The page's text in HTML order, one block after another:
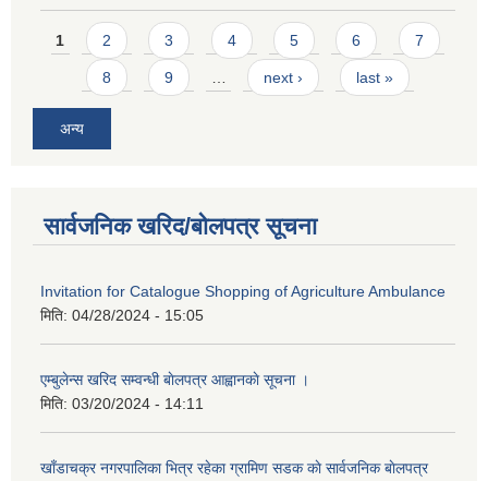
Pages
1 2 3 4 5 6 7
8 9 … next › last »
अन्य
सार्वजनिक खरिद/बोलपत्र सूचना
Invitation for Catalogue Shopping of Agriculture Ambulance
मिति: 04/28/2024 - 15:05
एम्बुलेन्स खरिद सम्वन्धी बाेलपत्र आह्वानकाे सूचना ।
मिति: 03/20/2024 - 14:11
खाँडाचक्र नगरपालिका भित्र रहेका ग्रामिण सडक काे सार्वजनिक बाेलपत्र